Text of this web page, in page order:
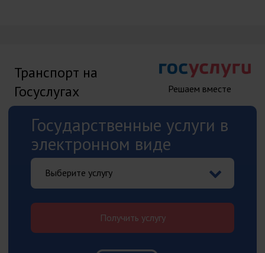
Транспорт на
Госуслугах
Решаем вместе
Государственные услуги в
электронном виде
Выберите услугу
Получить услугу